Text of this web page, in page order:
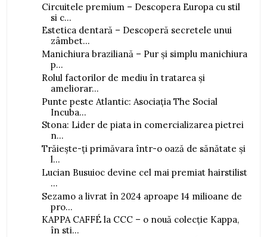
Circuitele premium – Descopera Europa cu stil
si c...
Estetica dentară – Descoperă secretele unui
zâmbet...
Manichiura braziliană – Pur și simplu manichiura
p...
Rolul factorilor de mediu în tratarea și
ameliorar...
Punte peste Atlantic: Asociația The Social
Incuba...
Stona: Lider de piata in comercializarea pietrei
n...
Trăiește-ți primăvara într-o oază de sănătate și
l...
Lucian Busuioc devine cel mai premiat hairstilist
...
Sezamo a livrat în 2024 aproape 14 milioane de
pro...
KAPPA CAFFÉ la CCC – o nouă colecție Kappa,
în sti...